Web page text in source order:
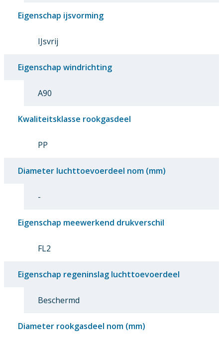
Eigenschap ijsvorming
IJsvrij
Eigenschap windrichting
A90
Kwaliteitsklasse rookgasdeel
PP
Diameter luchttoevoerdeel nom (mm)
-
Eigenschap meewerkend drukverschil
FL2
Eigenschap regeninslag luchttoevoerdeel
Beschermd
Diameter rookgasdeel nom (mm)